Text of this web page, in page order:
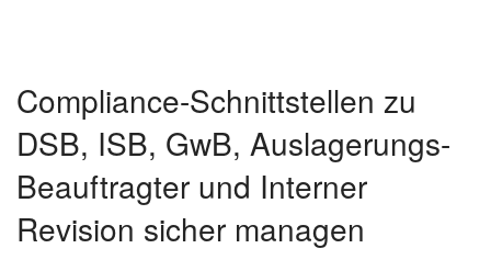
Compliance-Schnittstellen zu
DSB, ISB, GwB, Auslagerungs-
Beauftragter und Interner
Revision sicher managen